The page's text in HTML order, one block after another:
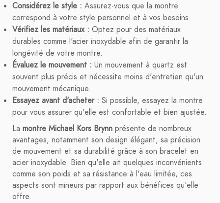
Considérez le style : Assurez-vous que la montre
correspond à votre style personnel et à vos besoins.
Vérifiez les matériaux : Optez pour des matériaux
durables comme l'acier inoxydable afin de garantir la
longévité de votre montre.
Évaluez le mouvement : Un mouvement à quartz est
souvent plus précis et nécessite moins d'entretien qu'un
mouvement mécanique.
Essayez avant d'acheter : Si possible, essayez la montre
pour vous assurer qu'elle est confortable et bien ajustée.
La montre Michael Kors Brynn présente de nombreux
avantages, notamment son design élégant, sa précision
de mouvement et sa durabilité grâce à son bracelet en
acier inoxydable. Bien qu'elle ait quelques inconvénients
comme son poids et sa résistance à l'eau limitée, ces
aspects sont mineurs par rapport aux bénéfices qu'elle
offre.